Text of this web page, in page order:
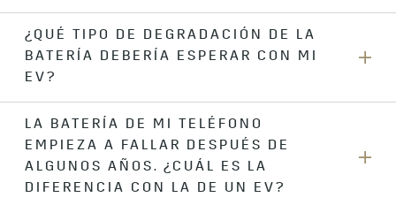
En general, GM se encarga de eso por ti. Tu vehículo
eléctrico GM ha sido diseñado para maximizar la vida útil de
la batería enfriándose y no cargándose más allá de su
Sin embargo, puedes prolongar aún más su vida útil
cargando con la CC rápida solo cuando sea necesario,
estableciendo el nivel de carga objetivo en un 80% para la
carga diaria habitual y evitando la exposición a
¿QUÉ TIPO DE DEGRADACIÓN DE LA
BATERÍA DEBERÍA ESPERAR CON MI
EV?
Como todas las baterías, la cantidad de energía que una
batería de alto voltaje puede almacenar disminuirá con el
tiempo y las millas recorridas. La batería será reemplazada
o reparada si su capacidad cae por debajo del 75% de su
LA BATERÍA DE MI TELÉFONO
EMPIEZA A FALLAR DESPUÉS DE
ALGUNOS AÑOS. ¿CUÁL ES LA
DIFERENCIA CON LA DE UN EV?